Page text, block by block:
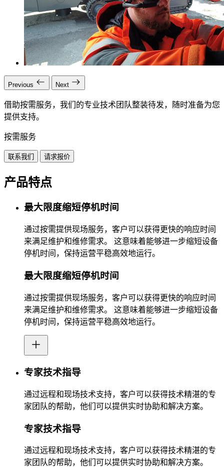
Previous Next
借助按需服务，我们的专业技术团队整装待发，随时准备为您
提供支持。
按需服务
联系我们 请求报价
产品特点
最大限度缩短停机时间
通过按需提供现场服务，客户可以获得更快的响应时间
来满足维护和维修需求。 这意味着能够进一步缩短设备
停机时间，保持运营平稳高效地运行。
最大限度缩短停机时间
通过按需提供现场服务，客户可以获得更快的响应时间
来满足维护和维修需求。 这意味着能够进一步缩短设备
停机时间，保持运营平稳高效地运行。
专家技术指导
通过远程和现场技术支持，客户可以获得技术精湛的专
家团队的帮助，他们可以提供实时协助和解决方案。
专家技术指导
通过远程和现场技术支持，客户可以获得技术精湛的专
家团队的帮助，他们可以提供实时协助和解决方案。